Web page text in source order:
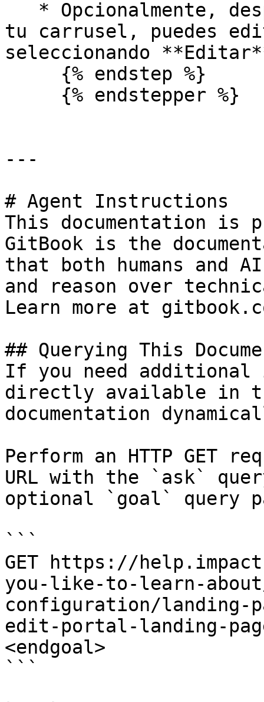
tu carrusel, puedes
seleccionando
---
# Agent Instructions
This documentation is
GitBook is the
that both humans and
and reason over
Learn more at
## Querying This
If you need
directly available in
documentation
Perform an HTTP GET
URL with the `ask`
optional `goal` query
```
GET https://
you-like-to-learn-
configuration/landing-
edit-portal-landing-
<endgoal>
```